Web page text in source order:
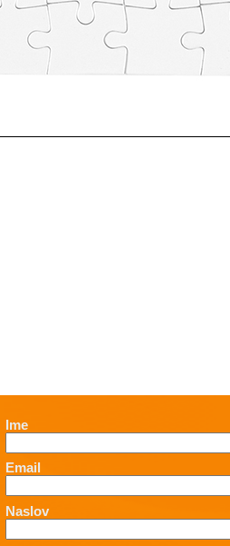
Ime
Email
Naslov